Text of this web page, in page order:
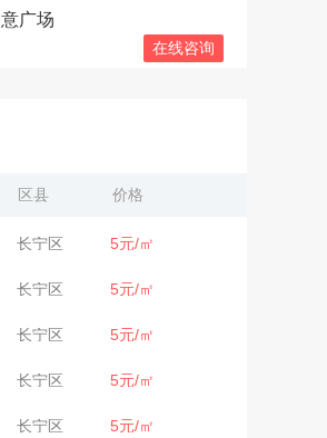
广场
在线咨询
区县 价格
长宁区 5元/㎡
长宁区 5元/㎡
长宁区 5元/㎡
长宁区 5元/㎡
长宁区 5元/㎡